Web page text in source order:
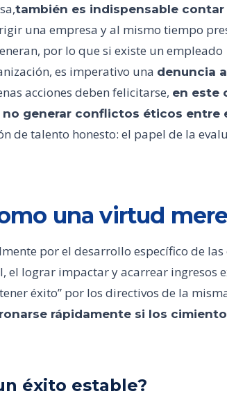
también es indispensable
una empresa y al mismo tiempo
por lo que si existe un empleado
es imperativo una denuncia
acciones deben felicitarse, en este
generar conflictos éticos entre
de talento honesto: el papel de la
una virtud
por el desarrollo específico de
el lograr impactar y acarrear ingresos
éxito” por los directivos de la
rápidamente si los
éxito estable?